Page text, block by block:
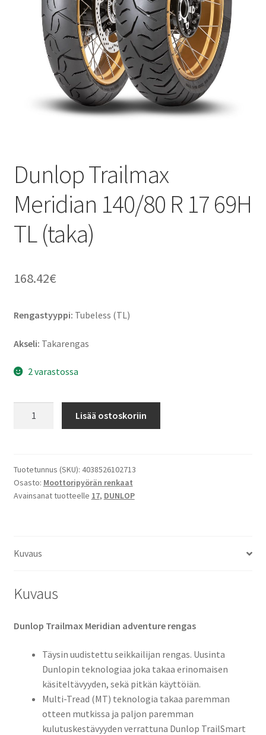
Dunlop Trailmax
Meridian 140/80 R 17 69H
TL (taka)
168.42€
Rengastyyppi: Tubeless (TL)
Akseli: Takarengas
2 varastossa
R
17
69H
Lisää ostoskoriin
Tuotetunnus (SKU): 4038526102713
Osasto: Moottoripyörän renkaat
Avainsanat tuotteelle 17, DUNLOP
Kuvaus
Kuvaus
Dunlop Trailmax Meridian adventure rengas
Täysin uudistettu seikkailijan rengas. Uusinta
Dunlopin teknologiaa joka takaa erinomaisen
käsiteltävyyden, sekä pitkän käyttöiän.
Multi-Tread (MT) teknologia takaa paremman
otteen mutkissa ja paljon paremman
kulutuskestävyyden verrattuna Dunlop TrailSmart